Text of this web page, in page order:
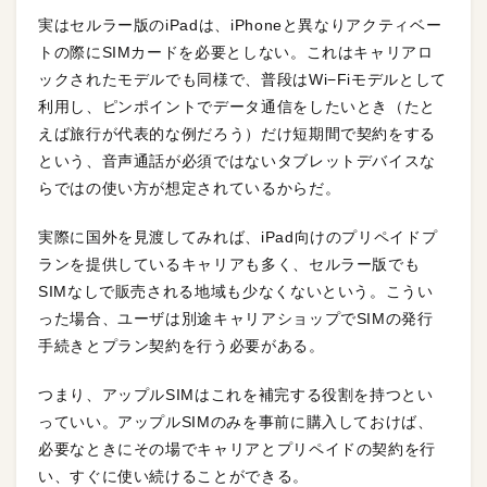
実はセルラー版のiPadは、iPhoneと異なりアクティベー
トの際にSIMカードを必要としない。これはキャリアロ
ックされたモデルでも同様で、普段はWi−Fiモデルとして
利用し、ピンポイントでデータ通信をしたいとき（たと
えば旅行が代表的な例だろう）だけ短期間で契約をする
という、音声通話が必須ではないタブレットデバイスな
らではの使い方が想定されているからだ。
実際に国外を見渡してみれば、iPad向けのプリペイドプ
ランを提供しているキャリアも多く、セルラー版でも
SIMなしで販売される地域も少なくないという。こうい
った場合、ユーザは別途キャリアショップでSIMの発行
手続きとプラン契約を行う必要がある。
つまり、アップルSIMはこれを補完する役割を持つとい
っていい。アップルSIMのみを事前に購入しておけば、
必要なときにその場でキャリアとプリペイドの契約を行
い、すぐに使い続けることができる。